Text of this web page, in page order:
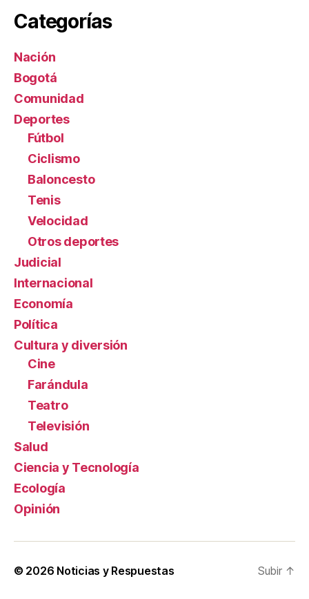
Categorías
Nación
Bogotá
Comunidad
Deportes
Fútbol
Ciclismo
Baloncesto
Tenis
Velocidad
Otros deportes
Judicial
Internacional
Economía
Política
Cultura y diversión
Cine
Farándula
Teatro
Televisión
Salud
Ciencia y Tecnología
Ecología
Opinión
© 2026 Noticias y Respuestas Subir ↑